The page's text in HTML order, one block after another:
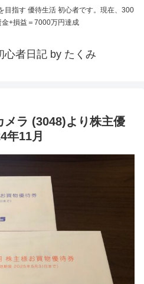
目指す 優待生活 初心者です。現在、300
+損益＝7000万円達成
心者日記 by たくみ
メラ (3048)より株主優
年11月